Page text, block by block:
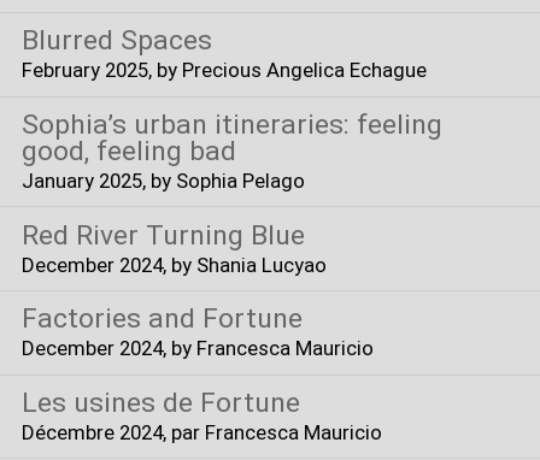
Blurred Spaces
February 2025, by Precious Angelica Echague
Sophia’s urban itineraries: feeling
good, feeling bad
January 2025, by Sophia Pelago
Red River Turning Blue
December 2024, by Shania Lucyao
Factories and Fortune
December 2024, by Francesca Mauricio
Les usines de Fortune
Décembre 2024, par Francesca Mauricio